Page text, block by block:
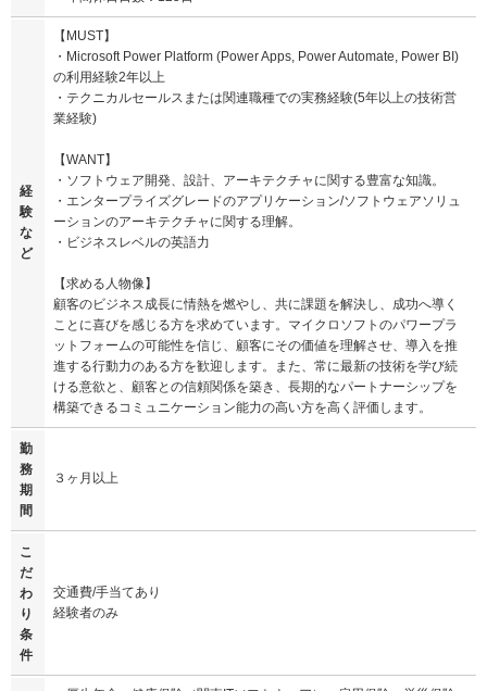
経
験
な
ど
【MUST】
・Microsoft Power Platform (Power Apps, Power Automate, Power BI)
の利用経験2年以上
・テクニカルセールスまたは関連職種での実務経験(5年以上の技術営
業経験)
【WANT】
・ソフトウェア開発、設計、アーキテクチャに関する豊富な知識。
・エンタープライズグレードのアプリケーション/ソフトウェアソリュ
ーションのアーキテクチャに関する理解。
・ビジネスレベルの英語力
【求める人物像】
顧客のビジネス成長に情熱を燃やし、共に課題を解決し、成功へ導く
ことに喜びを感じる方を求めています。マイクロソフトのパワープラ
ットフォームの可能性を信じ、顧客にその価値を理解させ、導入を推
進する行動力のある方を歓迎します。また、常に最新の技術を学び続
ける意欲と、顧客との信頼関係を築き、長期的なパートナーシップを
構築できるコミュニケーション能力の高い方を高く評価します。
勤
務
期
間
３ヶ月以上
こ
だ
わ
り
条
件
交通費/手当てあり
経験者のみ